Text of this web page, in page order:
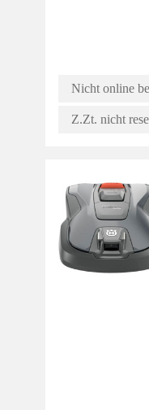
Nicht online
Z.Zt. nicht